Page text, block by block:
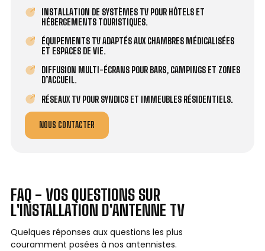
INSTALLATION DE SYSTÈMES TV POUR HÔTELS ET
HÉBERGEMENTS TOURISTIQUES.
ÉQUIPEMENTS TV ADAPTÉS AUX CHAMBRES MÉDICALISÉES
ET ESPACES DE VIE.
DIFFUSION MULTI-ÉCRANS POUR BARS, CAMPINGS ET ZONES
D’ACCUEIL.
RÉSEAUX TV POUR SYNDICS ET IMMEUBLES RÉSIDENTIELS.
NOUS CONTACTER
FAQ - VOS QUESTIONS SUR
L'INSTALLATION D'ANTENNE TV
Quelques réponses aux questions les plus
couramment posées à nos antennistes.